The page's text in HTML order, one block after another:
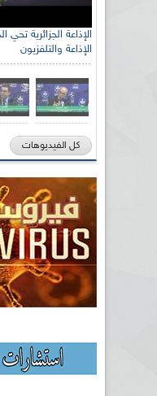
الإذاعة والتلفزيون
كل الفيديوهات